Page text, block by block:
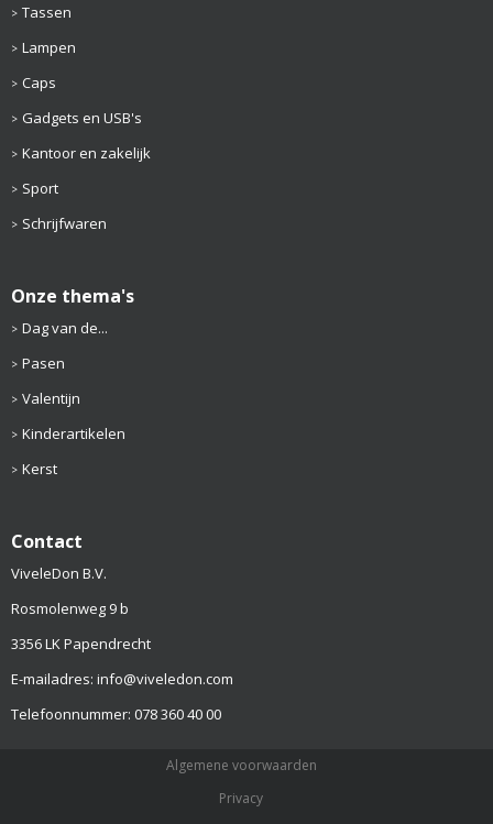
Tassen
Lampen
Caps
Gadgets en USB's
Kantoor en zakelijk
Sport
Schrijfwaren
Onze thema's
Dag van de...
Pasen
Valentijn
Kinderartikelen
Kerst
Contact
ViveleDon B.V.
Rosmolenweg 9 b
3356 LK Papendrecht
E-mailadres: info@viveledon.com
Telefoonnummer: 078 360 40 00
Algemene voorwaarden
Privacy